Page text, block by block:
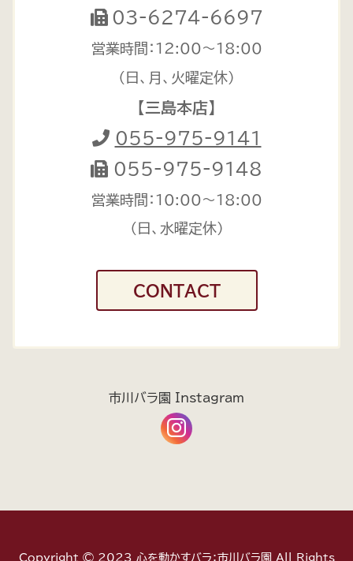
03-6274-6697
営業時間：12:00〜18:00
（日、月、火曜定休）
【三島本店】
055-975-9141
055-975-9148
営業時間：10:00〜18:00
（日、水曜定休）
CONTACT
市川バラ園 Instagram
Copyright © 2023 心を動かすバラ：市川バラ園 All Rights